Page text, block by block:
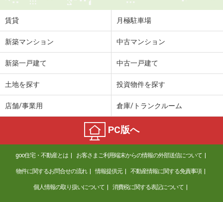
賃貸 月極駐車場
新築マンション 中古マンション
新築一戸建て 中古一戸建て
土地を探す 投資物件を探す
店舗/事業用 倉庫/トランクルーム
PC版へ
goo住宅・不動産とは お客さまご利用端末からの情報の外部送信について
物件に関するお問合せの流れ 情報提供元 不動産情報に関する免責事項
個人情報の取り扱いについて 消費税に関する表記について